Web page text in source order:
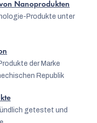
Nanoprodukten
Produkte unter
der Marke
Republik
getestet und